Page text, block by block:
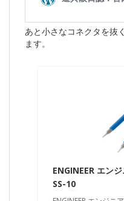
あと小さなコネクタを抜
ます。
ENGINEER エン
SS-10